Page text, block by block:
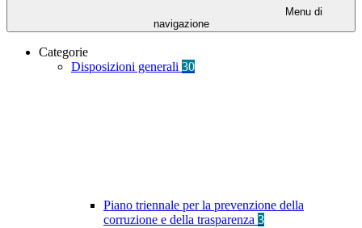
Menu di
navigazione
Categorie
Disposizioni generali 30
Piano triennale per la prevenzione della
corruzione e della trasparenza 3